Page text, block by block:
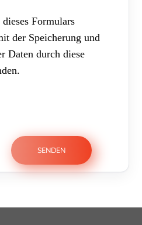
Formulars
der Speicherung und
Daten durch diese